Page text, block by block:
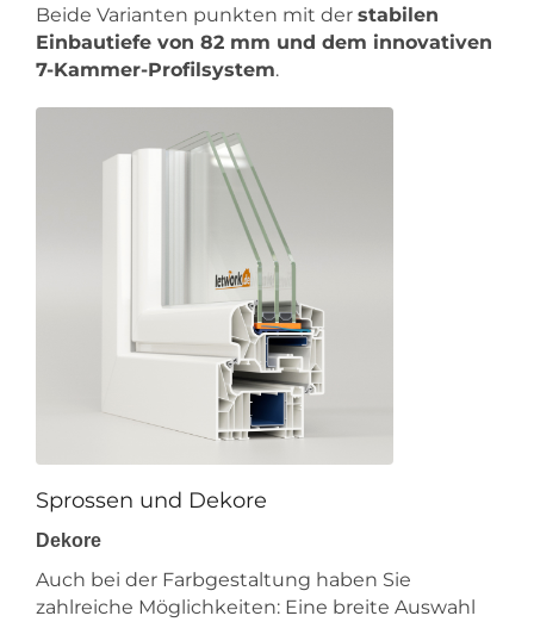
Beide Varianten punkten mit der stabilen
Einbautiefe von 82 mm und dem innovativen
7-Kammer-Profilsystem.
Sprossen und Dekore
Dekore
Auch bei der Farbgestaltung haben Sie
zahlreiche Möglichkeiten: Eine breite Auswahl